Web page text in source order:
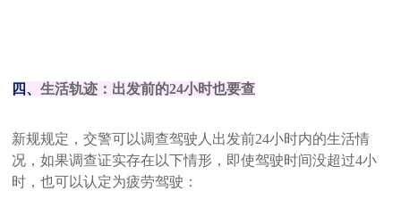
四、生活轨迹：出发前的24小时也要查
新规规定，交警可以调查驾驶人出发前24小时内的生活情
况，如果调查证实存在以下情形，即使驾驶时间没超过4小
时，也可以认定为疲劳驾驶：